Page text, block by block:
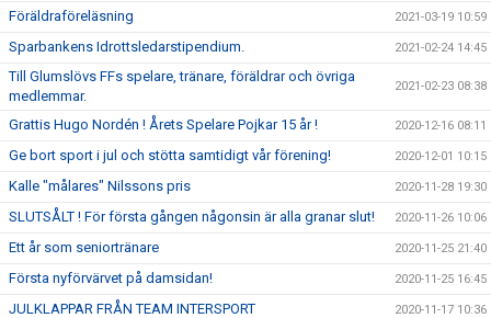
Föräldraföreläsning 2021-03-19 10:59
Sparbankens Idrottsledarstipendium. 2021-02-24 14:45
Till Glumslövs FFs spelare, tränare, föräldrar och övriga
medlemmar.
2021-02-23 08:38
Grattis Hugo Nordén ! Årets Spelare Pojkar 15 år ! 2020-12-16 08:11
Ge bort sport i jul och stötta samtidigt vår förening! 2020-12-01 10:15
Kalle "målares" Nilssons pris 2020-11-28 19:30
SLUTSÅLT ! För första gången någonsin är alla granar slut! 2020-11-26 10:06
Ett år som seniortränare 2020-11-25 21:40
Första nyförvärvet på damsidan! 2020-11-25 16:45
JULKLAPPAR FRÅN TEAM INTERSPORT 2020-11-17 10:36